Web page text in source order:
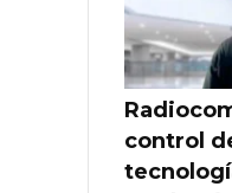
control